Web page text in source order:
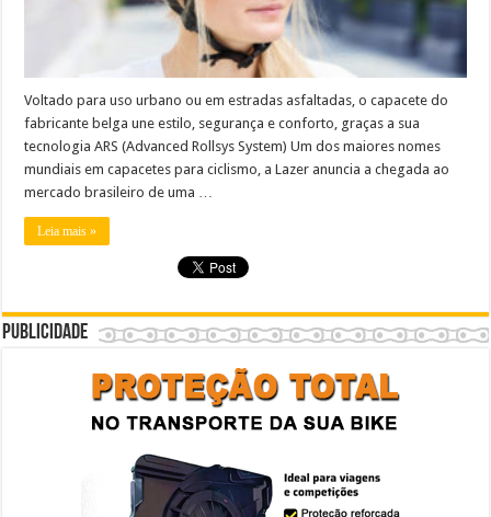
Voltado para uso urbano ou em estradas asfaltadas, o capacete do
fabricante belga une estilo, segurança e conforto, graças a sua
tecnologia ARS (Advanced Rollsys System) Um dos maiores nomes
mundiais em capacetes para ciclismo, a Lazer anuncia a chegada ao
mercado brasileiro de uma …
Leia mais »
Publicidade